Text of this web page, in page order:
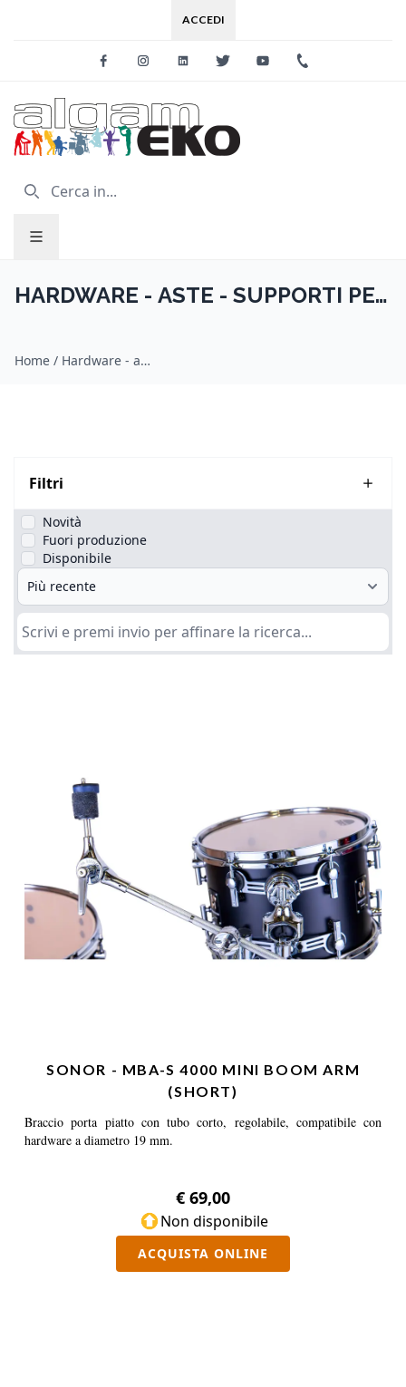
ACCEDI
FacebookInstagramLinkedinTwitter Youtube
HARDWARE - ASTE - SUPPORTI PER
Home / Hardware - aste - supporti per batteria
Filtri
Novità
Fuori produzione
Disponibile
SONOR - MBA-S 4000 MINI BOOM ARM
(SHORT)
Braccio porta piatto con tubo corto, regolabile, compatibile con
hardware a diametro 19 mm.
€ 69,00
Non disponibile
ACQUISTA ONLINE